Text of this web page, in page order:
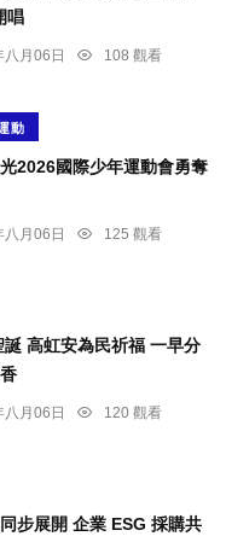
唱
八月06日
108 觀看
動
2026國際少年運動會勇奪
八月06日
125 觀看
高虹安為民祈福 一早分
八月06日
120 觀看
步展開 企業 ESG 採購共